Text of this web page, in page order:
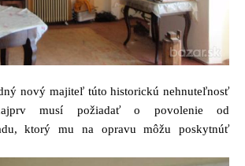
nový majiteľ túto historickú nehnuteľnosť
musí požiadať o povolenie od
ktorý mu na opravu môžu poskytnúť